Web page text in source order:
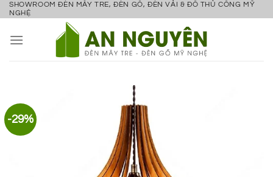
Bỏ
nội
SHOWROOM ĐÈN MÂY TRE, ĐÈN GỖ, ĐÈN VẢI & ĐỒ THỦ CÔNG MỸ
NGHỆ
-29%